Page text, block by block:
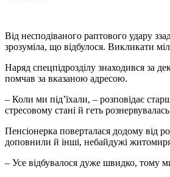
Від несподіваного раптового удару
зрозуміла, що відбулося. Викликати
Наряд спецпідрозділу знаходився за
помчав за вказаною адресою.
– Коли ми під’їхали, – розповідає
стресовому стані й геть
Пенсіонерка поверталася додому від
доповнили й інші, небайдужі
– Усе відбувалося дуже швидко, тому